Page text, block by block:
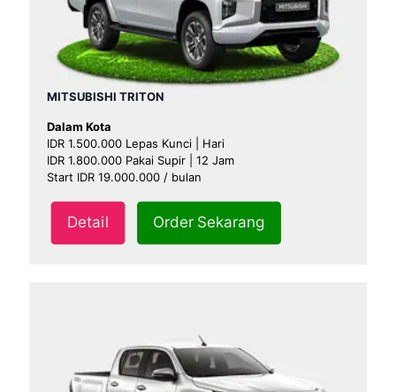
MITSUBISHI TRITON
Dalam Kota
IDR 1.500.000 Lepas Kunci | Hari
IDR 1.800.000 Pakai Supir | 12 Jam
Start IDR 19.000.000 / bulan
Detail Order Sekarang